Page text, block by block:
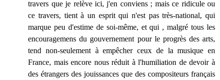
travers que je relève ici, j'en conviens ; mais ce ridicule ou
ce travers, tient à un esprit qui n'est pas très-national, qui
marque peu d'estime de soi-même, et qui , malgré tous les
encouragemens du gouvernement pour le progrès des arts,
tend non-seulement à empêcher ceux de la musique en
France, mais encore nous réduit à l'humiliation de devoir à
des étrangers des jouissances que des compositeurs français